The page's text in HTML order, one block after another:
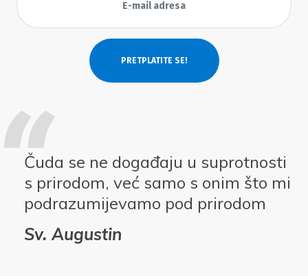
Čuda se ne događaju u suprotnosti
s prirodom, već samo s onim što mi
podrazumijevamo pod prirodom
Sv. Augustin